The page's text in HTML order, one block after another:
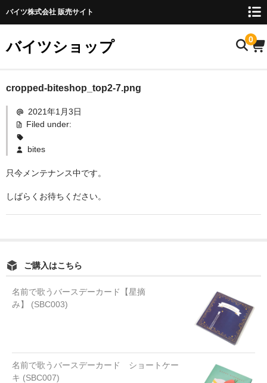
バイツ株式会社 販売サイト
バイツショップ 0
ホーム
商品について
お名前検索
お問い合わせ
cropped-biteshop_top2-7.png
2021年1月3日
Filed under:
bites
只今メンテナンス中です。
しばらくお待ちください。
ご購入はこちら
名前で歌うバースデーカード【星摘
み】 (SBC003)
名前で歌うバースデーカード ショートケー
キ (SBC007)